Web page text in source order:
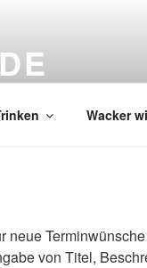
Wacker
neue
von Titel,